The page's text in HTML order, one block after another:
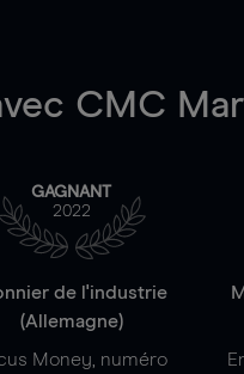
CMC
GAGNANT
2022
de l'industrie
(Allemagne)
Money, numéro